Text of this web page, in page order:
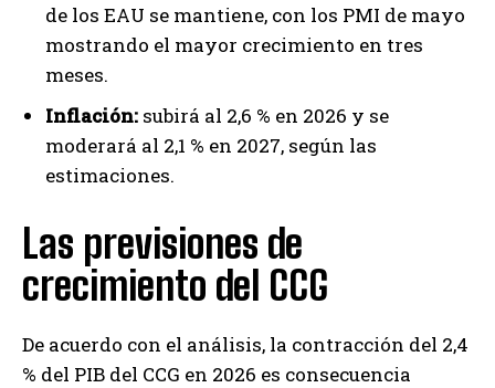
de los EAU se mantiene, con los PMI de mayo
mostrando el mayor crecimiento en tres
meses.
Inflación: subirá al 2,6 % en 2026 y se
moderará al 2,1 % en 2027, según las
estimaciones.
Las previsiones de
crecimiento del CCG
De acuerdo con el análisis, la contracción del 2,4
% del PIB del CCG en 2026 es consecuencia